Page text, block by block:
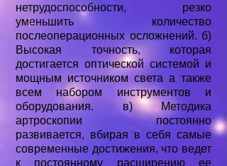
нетрудоспособности, резко
уменьшить количество
послеоперационных осложнений. б)
Высокая точность, которая
достигается оптической системой и
мощным источником света а также
всем набором инструментов и
оборудования. в) Методика
артроскопии постоянно
развивается, вбирая в себя самые
современные достижения, что ведет
к постоянному расширению ее